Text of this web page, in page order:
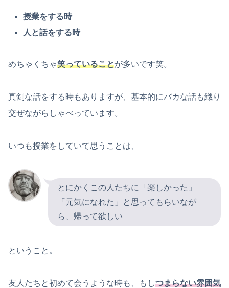
授業をする時
人と話をする時
めちゃくちゃ笑っていることが多いです笑。
真剣な話をする時もありますが、基本的にバカな話も織り
交ぜながらしゃべっています。
いつも授業をしていて思うことは、
とにかくこの人たちに「楽しかった」
「元気になれた」と思ってもらいなが
ら、帰って欲しい
ということ。
友人たちと初めて会うような時も、もしつまらない雰囲気